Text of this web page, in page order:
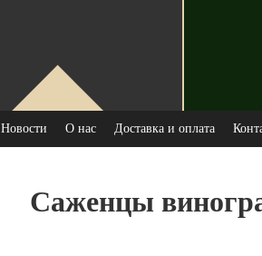
Новости О нас Доставка и оплата
Саженцы